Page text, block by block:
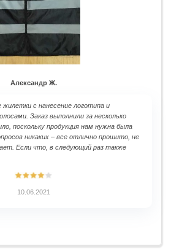
Александр Ж.
с нанесение логотипа и
Заказ выполнили за несколько
поскольку продукция нам нужна была
никаких – все отлично прошито, не
Если что, в следующий раз также
10.06.2021